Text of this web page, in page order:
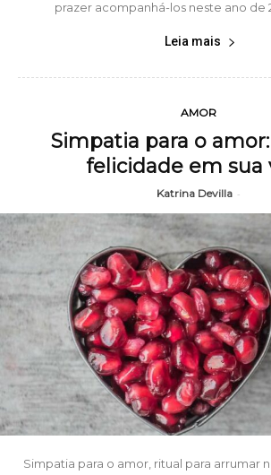
prazer acompanhá-los neste ano de
Leia mais
AMOR
Simpatia para o
felicidade em sua
Katrina Devilla -
Simpatia para o amor, ritual para arrumar